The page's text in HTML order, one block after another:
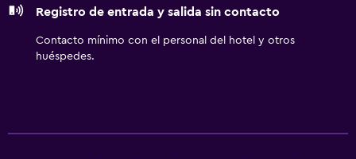
Registro de entrada y salida sin contacto
Contacto mínimo con el personal del hotel y otros
huéspedes.